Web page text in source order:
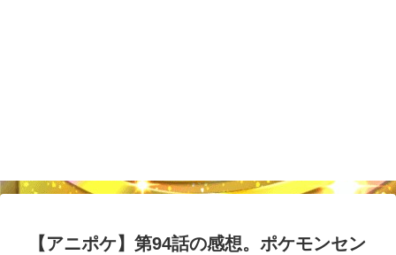
【アニポケ】第94話の感想。ポケモンセン